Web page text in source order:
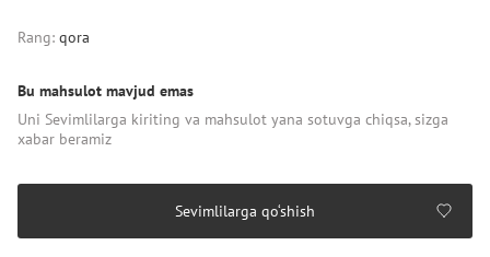
Rang: qora
Bu mahsulot mavjud emas
Uni Sevimlilarga kiriting va mahsulot yana sotuvga chiqsa, sizga
xabar beramiz
Sevimlilarga qo‘shish